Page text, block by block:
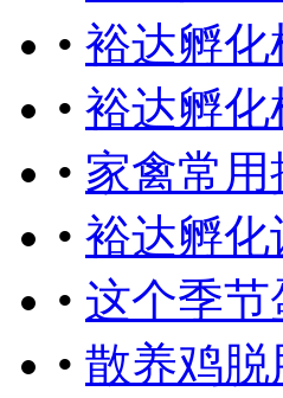
• 裕达孵
• 裕达孵
• 家禽常
• 裕达孵
• 这个季
• 散养鸡